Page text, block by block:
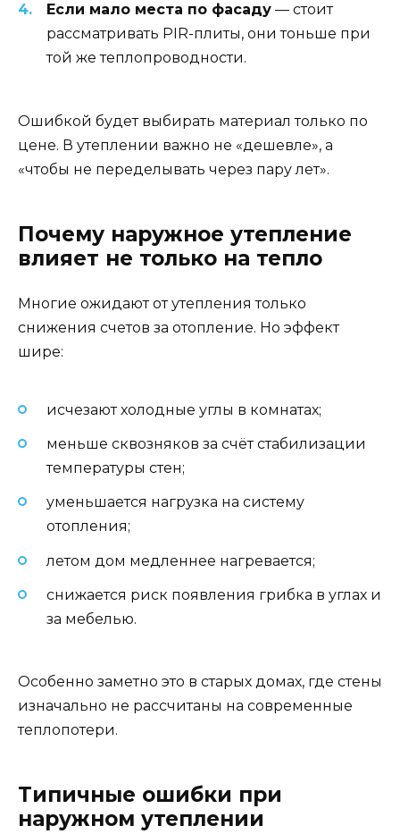
Если мало места по фасаду — стоит
рассматривать PIR-плиты, они тоньше при
той же теплопроводности.
Ошибкой будет выбирать материал только по
цене. В утеплении важно не «дешевле», а
«чтобы не переделывать через пару лет».
Почему наружное утепление
влияет не только на тепло
Многие ожидают от утепления только
снижения счетов за отопление. Но эффект
шире:
исчезают холодные углы в комнатах;
меньше сквозняков за счёт стабилизации
температуры стен;
уменьшается нагрузка на систему
отопления;
летом дом медленнее нагревается;
снижается риск появления грибка в углах и
за мебелью.
Особенно заметно это в старых домах, где стены
изначально не рассчитаны на современные
теплопотери.
Типичные ошибки при
наружном утеплении